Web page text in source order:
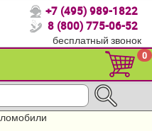
+7 (495) 989-1822
8 (800) 775-06-52
бесплатный звонок
0